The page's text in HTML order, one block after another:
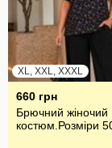
XL, XXL, XXXL
660 грн
Брючний жiночий
костюм.Розмiри